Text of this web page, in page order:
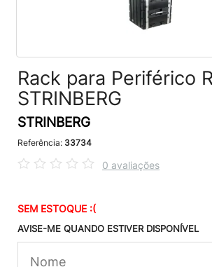
Rack para Periférico
STRINBERG
STRINBERG
Referência: 33734
0 avaliações
SEM ESTOQUE :(
AVISE-ME QUANDO ESTIVER DISPONÍVEL